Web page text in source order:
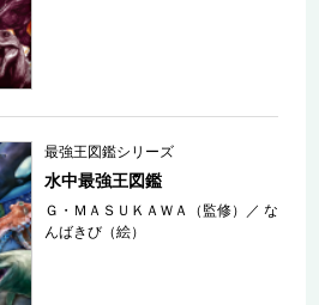
最強王図鑑シリーズ
水中最強王図鑑
Ｇ・ＭＡＳＵＫＡＷＡ（監修） ／な
んばきび（絵）